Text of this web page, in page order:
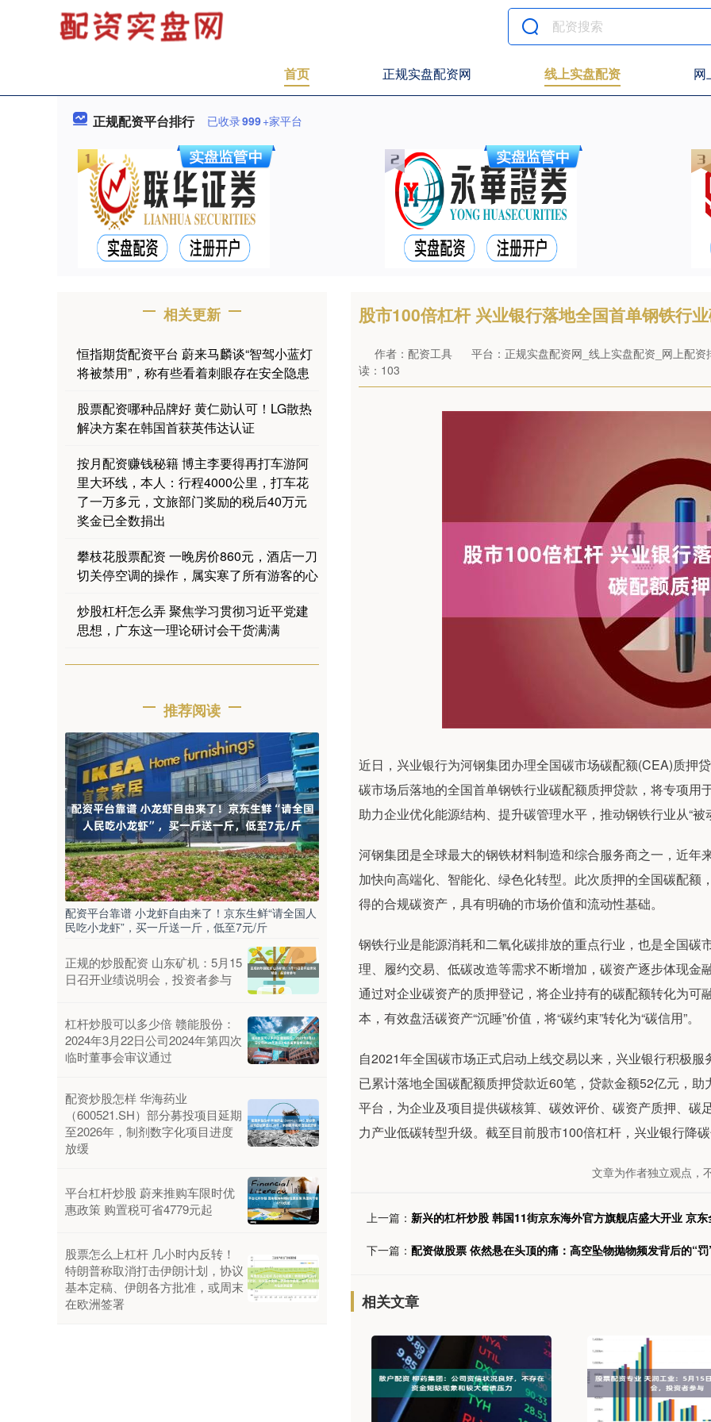
首页 正规实盘配资网 线上实盘配资 网
正规配资平台排行 已收录999+家平台
股市100倍杠杆 兴业银行落地全国首单钢铁行
作者：配资工具
平台：正规实盘配资网_线上实盘配资_网上配资
读：103
近日，兴业银行为河钢集团办理全国碳市场碳配额(CEA)质押
碳市场后落地的全国首单钢铁行业碳配额质押贷款，将专项
助力企业优化能源结构、提升碳管理水平，推动钢铁行业从“被
河钢集团是全球最大的钢铁材料制造和综合服务商之一，近
加快向高端化、智能化、绿色化转型。此次质押的全国碳配
得的合规碳资产，具有明确的市场价值和流动性基础。
钢铁行业是能源消耗和二氧化碳排放的重点行业，也是全国
理、履约交易、低碳改造等需求不断增加，碳资产逐步体现
通过对企业碳资产的质押登记，将企业持有的碳配额转化为
本，有效盘活碳资产“沉睡”价值，将“碳约束”转化为“碳信用”。
自2021年全国碳市场正式启动上线交易以来，兴业银行积极
已累计落地全国碳配额质押贷款近60笔，贷款金额52亿元，
平台，为企业及项目提供碳核算、碳效评价、碳资产质押、
力产业低碳转型升级。截至目前股市100倍杠杆，兴业银行降
文章为作者独立观点，
上一篇： 新兴的杠杆炒股 韩国11街京东海外官方旗舰店盛大开业 京
下一篇： 配资做股票 依然悬在头顶的痛：高空坠物抛物频发背后的“罚
相关文章
相关更新
恒指期货配资平台 蔚来马麟谈“智驾小蓝灯
将被禁用”，称有些看着刺眼存在安全隐患
股票配资哪种品牌好 黄仁勋认可！LG散热
解决方案在韩国首获英伟达认证
按月配资赚钱秘籍 博主李要得再打车游阿
里大环线，本人：行程4000公里，打车花
了一万多元，文旅部门奖励的税后40万元
奖金已全数捐出
攀枝花股票配资 一晚房价860元，酒店一刀
切关停空调的操作，属实寒了所有游客的心
炒股杠杆怎么弄 聚焦学习贯彻习近平党建
思想，广东这一理论研讨会干货满满
推荐阅读
配资平台靠谱 小龙虾自由来了！京东生鲜“请全国人
民吃小龙虾”，买一斤送一斤，低至7元/斤
正规的炒股配资 山东矿机：5月15
日召开业绩说明会，投资者参与
杠杆炒股可以多少倍 赣能股份：
2024年3月22日公司2024年第四次
临时董事会审议通过
配资炒股怎样 华海药业
（600521.SH）部分募投项目延期
至2026年，制剂数字化项目进度
放缓
平台杠杆炒股 蔚来推购车限时优
惠政策 购置税可省4779元起
股票怎么上杠杆 几小时内反转！
特朗普称取消打击伊朗计划，协议
基本定稿、伊朗各方批准，或周末
在欧洲签署